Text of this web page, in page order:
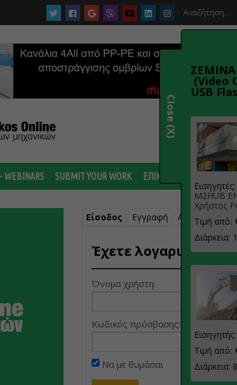

WEBINARS SUBMIT YOUR WORK ΕΠΙΚΟΙΝΩΝΙΑ
Είσοδος Εγγραφή Ανάκτηση
Έχετε λογαριασμό;
Όνομα χρήστη:
Κωδικός πρόσβασης:
Να με θυμάσαι
(Video
USB
Εισηγητές:
M2HUB
Χρήστος
Τιμή από:
Διάρκεια:
Εισηγητής:
Τιμή από:
Διάρκεια:
Close (X)